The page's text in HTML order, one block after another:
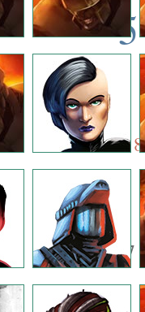
8
5
5
5
5
7